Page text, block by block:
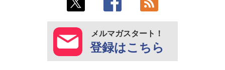
メルマガスタート！
登録はこちら